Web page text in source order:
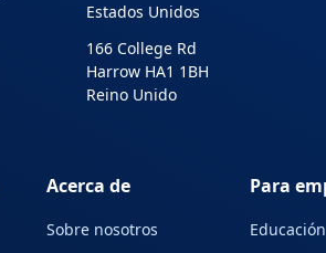
Estados Unidos
166 College Rd
Harrow HA1 1BH
Reino Unido
Acerca de
Sobre nosotros
Para
Educación